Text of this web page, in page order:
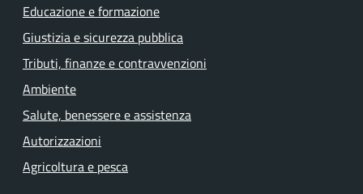
Educazione e formazione
Giustizia e sicurezza pubblica
Tributi, finanze e contravvenzioni
Ambiente
Salute, benessere e assistenza
Autorizzazioni
Agricoltura e pesca